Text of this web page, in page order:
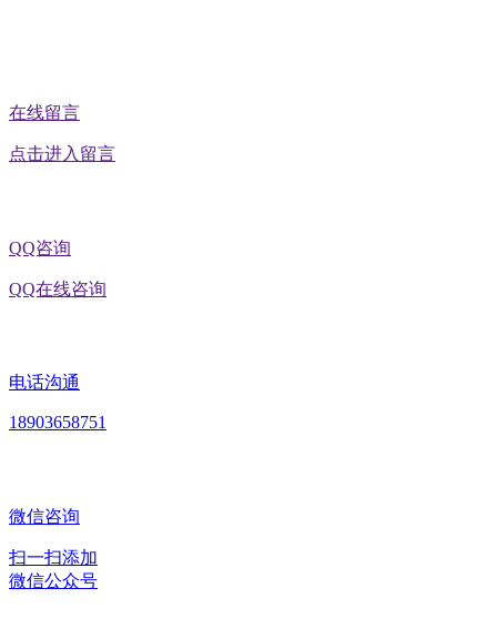
在线留言
点击进入留言
QQ咨询
QQ在线咨询
电话沟通
18903658751
微信咨询
扫一扫添加
微信公众号